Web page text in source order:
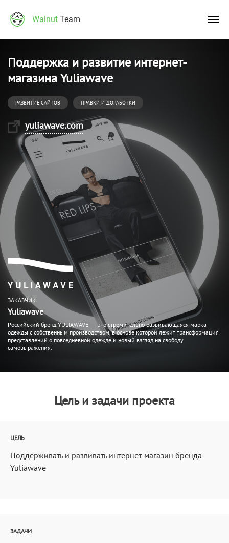
Walnut Team
Поддержка и развитие интернет-
магазина Yuliawave
РАЗВИТИЕ САЙТОВ ПРАВКИ И ДОРАБОТКИ
yuliawave.com
ЗАКАЗЧИК
Yuliawave
Российский бренд YULIAWAVE — это стремительно развивающаяся марка
одежды с собственным производством, в основе которой лежит трансформация
представлений о повседневной одежде и новый взгляд на свободу
самовыражения.
Цель и задачи проекта
ЦЕЛЬ
Поддерживать и развивать интернет-магазин бренда
Yuliawave
ЗАДАЧИ